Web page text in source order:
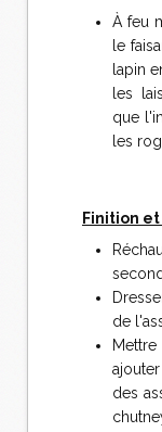
À feu
le
lapin
les
que
les
Finition
de
des